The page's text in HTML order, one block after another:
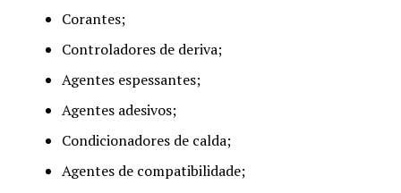
Corantes;
Controladores de deriva;
Agentes espessantes;
Agentes adesivos;
Condicionadores de calda;
Agentes de compatibilidade;